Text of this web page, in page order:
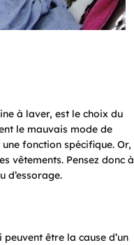
à laver, est le choix du
le mauvais mode de
fonction spécifique. Or,
vêtements. Pensez donc à
d’essorage.
être la cause d’un